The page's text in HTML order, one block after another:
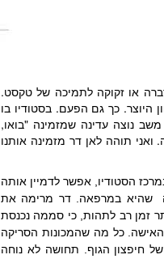
או זקוקה לתמיכה של טקסט.
היוצר. כך גם הפעם. בסטודיו בו
נוצה עדינה שמזמינה "בואו,
תוהה לאן דר מזמינה אותנו
הסטודיו, אפשר לדמיין אותה
שהיא במרפאה. דר מרימה את
זמן רב לתהות, כי סממה נכנסת
האישה. כל מה שהמכונות הסריקה
חיפצון הגוף. תחושה לא נוחה